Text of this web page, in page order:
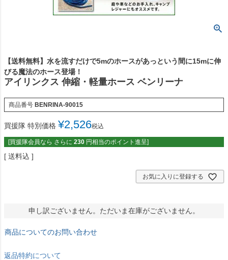
【送料無料】水を流すだけで5mのホースがあっという間に15mに伸
びる魔法のホース登場！
アイリンクス 伸縮・軽量ホース ベンリーナ
商品番号 BENRINA-90015
買援隊 特別価格 ¥2,526税込
[買援隊会員なら さらに 230 円相当のポイント進呈]
送料込
お気に入りに登録する
申し訳ございません。ただいま在庫がございません。
商品についてのお問い合わせ
返品特約について